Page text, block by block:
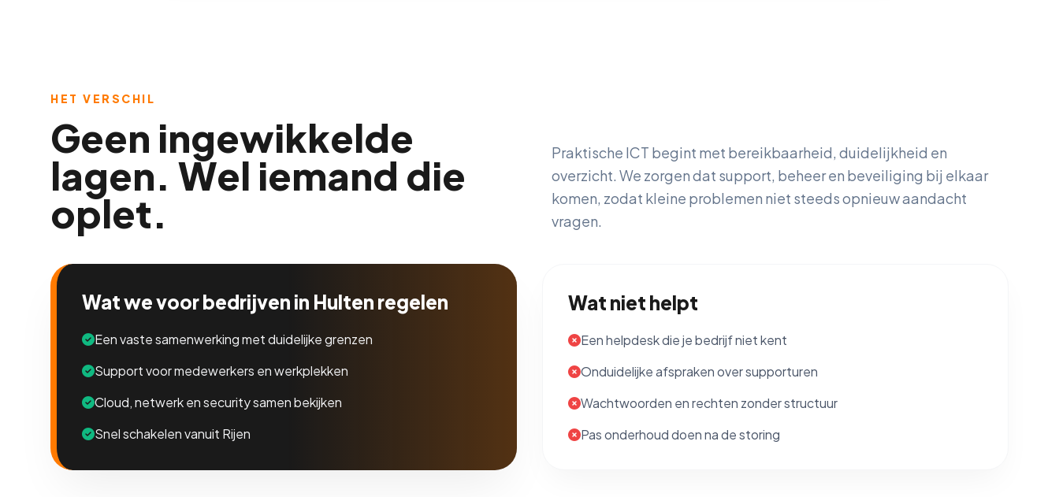
HET VERSCHIL
Geen ingewikkelde
lagen. Wel iemand die
oplet.
Praktische ICT begint met bereikbaarheid, duidelijkheid en
overzicht. We zorgen dat support, beheer en beveiliging bij elkaar
komen, zodat kleine problemen niet steeds opnieuw aandacht
vragen.
Wat we voor bedrijven in Hulten regelen
Een vaste samenwerking met duidelijke grenzen
Support voor medewerkers en werkplekken
Cloud, netwerk en security samen bekijken
Snel schakelen vanuit Rijen
Wat niet helpt
Een helpdesk die je bedrijf niet kent
Onduidelijke afspraken over supporturen
Wachtwoorden en rechten zonder structuur
Pas onderhoud doen na de storing